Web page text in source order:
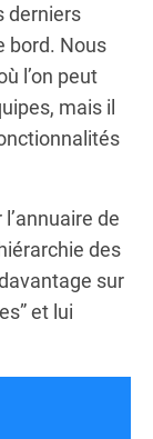
derniers
bord. Nous
l’on peut
mais il
de
des
sur
et lui